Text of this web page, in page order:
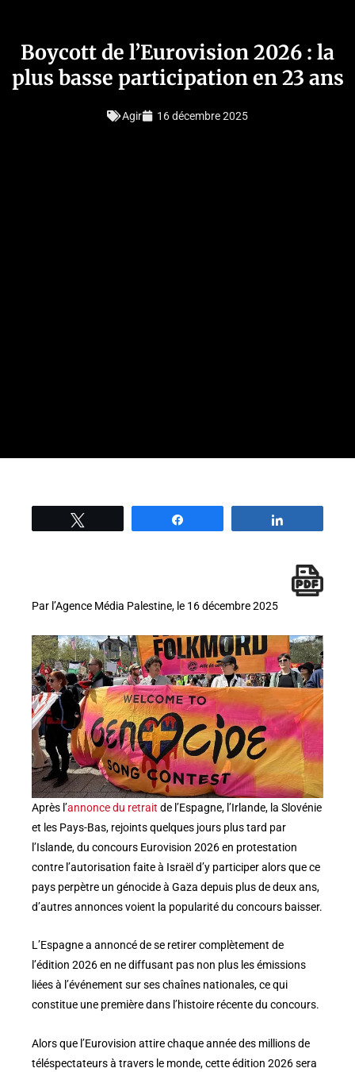
Boycott de l’Eurovision 2026 : la
plus basse participation en 23 ans
Agir 16 décembre 2025
Par l’Agence Média Palestine, le 16 décembre 2025
Après l’annonce du retrait de l’Espagne, l’Irlande, la Slovénie
et les Pays-Bas, rejoints quelques jours plus tard par
l’Islande, du concours Eurovision 2026 en protestation
contre l’autorisation faite à Israël d’y participer alors que ce
pays perpètre un génocide à Gaza depuis plus de deux ans,
d’autres annonces voient la popularité du concours baisser.
L’Espagne a annoncé de se retirer complètement de
l’édition 2026 en ne diffusant pas non plus les émissions
liées à l’événement sur ses chaînes nationales, ce qui
constitue une première dans l’histoire récente du concours.
Alors que l’Eurovision attire chaque année des millions de
téléspectateurs à travers le monde, cette édition 2026 sera